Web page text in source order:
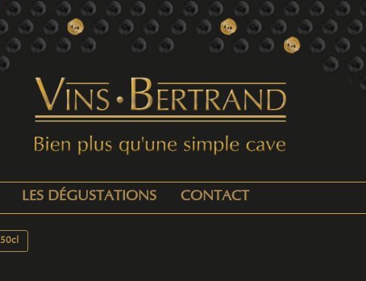
LES DÉGUSTATIONS CONTACT